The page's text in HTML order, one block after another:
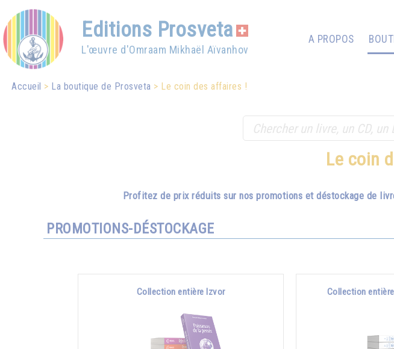
Editions Prosveta
L'œuvre d'Omraam Mikhaël Aïvanhov
A PROPOS
Accueil La boutique de Prosveta Le coin des affaires !
Le coin
Profitez de prix réduits sur nos promotions et déstockage de
PROMOTIONS-DÉSTOCKAGE
Collection entière Izvor Collection